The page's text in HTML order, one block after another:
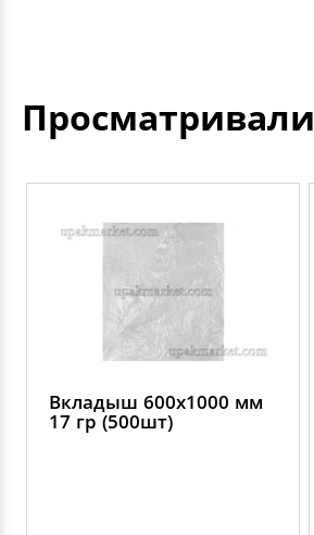
Просматривали
Вкладыш 600х1000 мм
17 гр (500шт)